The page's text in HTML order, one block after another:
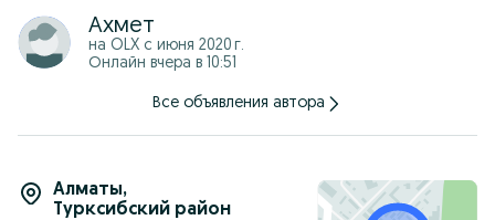
Ахмет
на OLX с июня 2020 г.
Онлайн вчера в 10:51
Все объявления автора
Алматы,
Турксибский район